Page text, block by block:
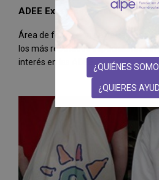
ADEE Expertos. Formación
Área de formación de pacientes y
los más reputados especialistas
interés en las ADEE
¿QUIÉNES
¿QUIERES